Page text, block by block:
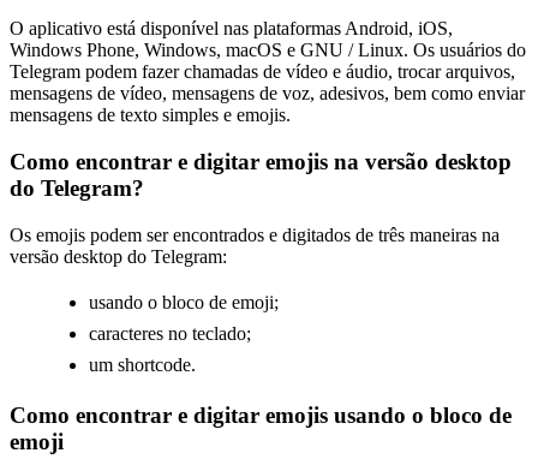
O aplicativo está disponível nas plataformas Android, iOS,
Windows Phone, Windows, macOS e GNU / Linux. Os usuários do
Telegram podem fazer chamadas de vídeo e áudio, trocar arquivos,
mensagens de vídeo, mensagens de voz, adesivos, bem como enviar
mensagens de texto simples e emojis.
Como encontrar e digitar emojis na versão desktop
do Telegram?
Os emojis podem ser encontrados e digitados de três maneiras na
versão desktop do Telegram:
usando o bloco de emoji;
caracteres no teclado;
um shortcode.
Como encontrar e digitar emojis usando o bloco de
emoji